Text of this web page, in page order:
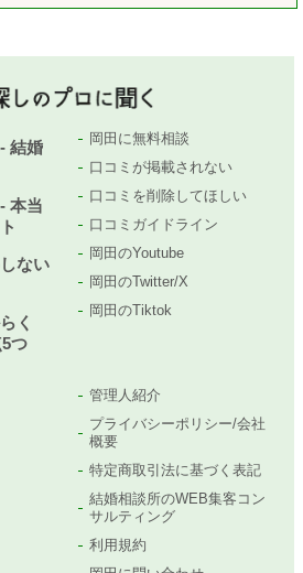
結婚
本当
ない
く
つ
岡田に無料相談
口コミが掲載されない
口コミを削除してほしい
口コミガイドライン
岡田のYoutube
岡田のTwitter/X
岡田のTiktok
管理人紹介
プライバシーポリシー/会社
概要
特定商取引法に基づく表記
結婚相談所のWEB集客コン
サルティング
利用規約